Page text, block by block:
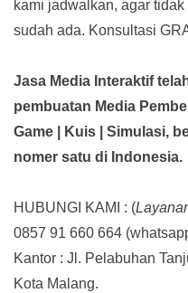
kami jadwalkan, agar
sudah ada. Konsultasi
Jasa Media Interaktif
pembuatan Media
Game | Kuis | Simulasi,
nomer satu di Indonesia.
HUBUNGI KAMI : (
0857 91 660 664
Kantor : Jl. Pelabuhan
Kota Malang.